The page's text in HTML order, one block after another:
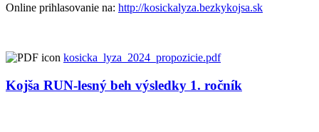
Online prihlasovanie na: http://kosickalyza.bezkykojsa.sk
kosicka_lyza_2024_propozicie.pdf
Kojša RUN-lesný beh výsledky 1. ročník